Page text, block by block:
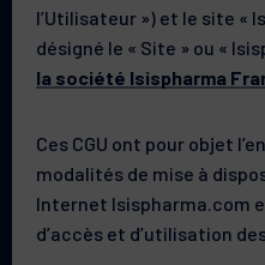
l’Utilisateur ») et le site «
désigné le « Site » ou «
la société Isispharma
Ces CGU ont pour objet
modalités de mise à
Internet Isispharma.com
d’accès et d’utilisation